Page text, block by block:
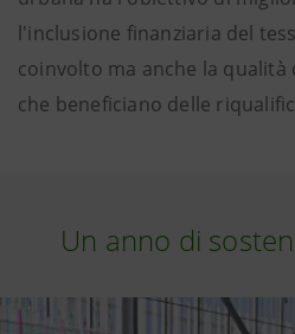
l'inclusione finanziaria del
coinvolto ma anche la
che beneficiano delle
Un anno di